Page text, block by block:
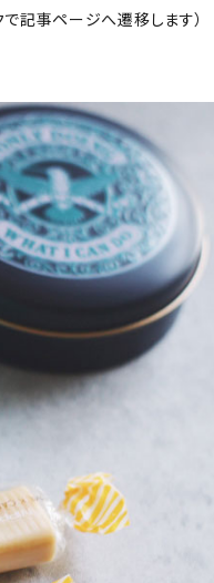
で記事ページへ遷移します）